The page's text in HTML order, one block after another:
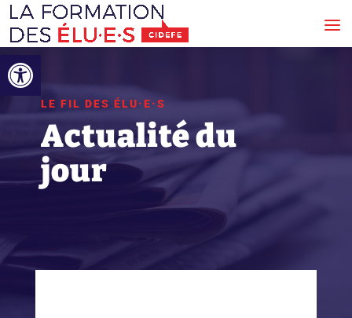
Ouvrir la barre d’outils
LE FIL DES ÉLU·E·S
Actualité du
jour